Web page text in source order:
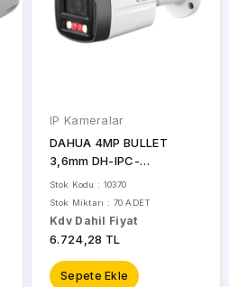
IP Kameralar
DAHUA 4MP BULLET
3,6mm DH-IPC-
HFW2449TL-S-LED PRO
50metre IR WIZSENSE IP
KAMERA POE
Stok Kodu : 10370
Stok Miktarı : 70 ADET
Kdv Dahil Fiyat
6.724,28 TL
Sepete Ekle